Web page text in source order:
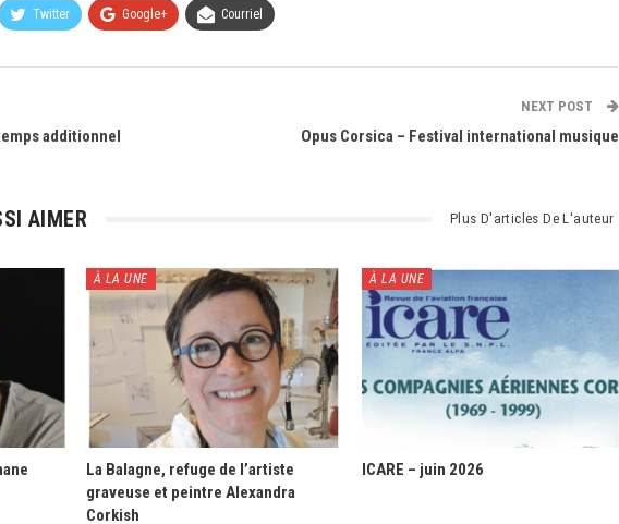
Twitter Google+ Courriel
additionnel
NEXT POST
Opus Corsica – Festival international musique
AIMER Plus D'articles De L'auteur
À LA UNE
La Balagne, refuge de l’artiste
graveuse et peintre Alexandra
Corkish
À LA UNE
ICARE – juin 2026